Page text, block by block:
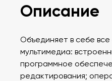
Описание
Объединяет в себе
мультимедиа:
программное
редактирования;